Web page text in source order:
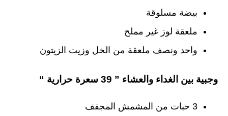
بيضة مسلوقة
ملعقة لوز غير مملح
واحد ونصف ملعقة من الخل وزيت الزيتون
وجبية بين الغداء والعشاء ” 39 سعرة حرارية “
3 حبات من المشمش المجفف